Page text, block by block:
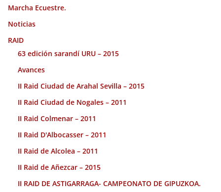
Marcha Ecuestre.
Noticias
RAID
63 edición sarandí URU – 2015
Avances
II Raid Ciudad de Arahal Sevilla – 2015
II Raid Ciudad de Nogales – 2011
II Raid Colmenar – 2011
II Raid D'Albocasser – 2011
II Raid de Alcolea – 2011
II Raid de Añezcar – 2015
II RAID DE ASTIGARRAGA- CAMPEONATO DE GIPUZKOA.